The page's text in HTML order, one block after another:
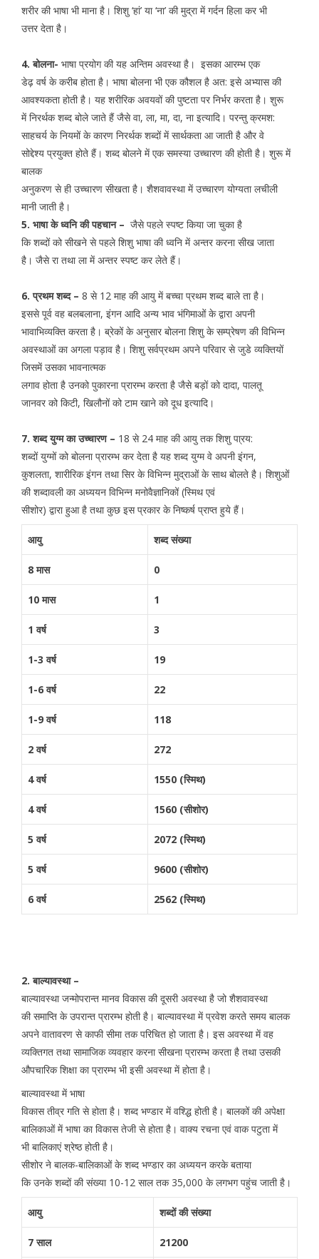
शरीर की भाषा भी माना है। शिशु ‘हां’ या ‘ना’ की मुद्रा में गर्दन हिला कर भी
उत्तर देता है।
4. बोलना- भाषा प्रयोग की यह अन्तिम अवस्था है। इसका आरम्भ एक
डेढ़ वर्ष के करीब होता है। भाषा बोलना भी एक कौशल है अत: इसे अभ्यास की
आवश्यकता होती है। यह शरीरिक अवयवों की पुष्टता पर निर्भर करता है। शुरू
में निरर्थक शब्द बोले जाते हैं जैसे वा, ला, मा, दा, ना इत्यादि। परन्तु क्रमश:
साहचर्य के नियमों के कारण निरर्थक शब्दों में सार्थकता आ जाती है और वे
सोद्देश्य प्रयुक्त होते हैं। शब्द बोलने में एक समस्या उच्चारण की होती है। शुरू में
बालक
अनुकरण से ही उच्चारण सीखता है। शैशवावस्था में उच्चारण योग्यता लचीली
मानी जाती है।
5. भाषा के ध्वनि की पहचान – जैसे पहले स्पष्ट किया जा चुका है
कि शब्दों को सीखने से पहले शिशु भाषा की ध्वनि में अन्तर करना सीख जाता
है। जैसे रा तथा ला में अन्तर स्पष्ट कर लेते हैं।
6. प्रथम शब्द – 8 से 12 माह की आयु में बच्चा प्रथम शब्द बाले ता है।
इससे पूर्व वह बलबलाना, इंगन आदि अन्य भाव भंगिमाओं के द्वारा अपनी
भावाभिव्यक्ति करता है। ब्रेकों के अनुसार बोलना शिशु के सम्प्रेषण की विभिन्न
अवस्थाओं का अगला पड़ाव है। शिशु सर्वप्रथम अपने परिवार से जुडे व्यक्तियों
जिसमें उसका भावनात्मक
लगाव होता है उनको पुकारना प्रारम्भ करता है जैसे बड़ों को दादा, पालतू
जानवर को किटी, खिलौनों को टाम खाने को दूध इत्यादि।
7. शब्द युग्म का उच्चारण – 18 से 24 माह की आयु तक शिशु पा्रय:
शब्दों युग्मों को बोलना प्रारम्भ कर देता है यह शब्द युग्म वे अपनी इंगन,
कुशलता, शारीरिक इंगन तथा सिर के विभिन्न मुद्राओं के साथ बोलते है। शिशुओं
की शब्दावली का अध्ययन विभिन्न मनोवैज्ञानिकों (स्मिथ एवं
सीशोर) द्वारा हुआ है तथा कुछ इस प्रकार के निष्कर्ष प्राप्त हुये हैं।
आयु शब्द संख्या
8 मास 0
10 मास 1
1 वर्ष 3
1-3 वर्ष 19
1-6 वर्ष 22
1-9 वर्ष 118
2 वर्ष 272
4 वर्ष 1550 (स्मिथ)
4 वर्ष 1560 (सीशोर)
5 वर्ष 2072 (स्मिथ)
5 वर्ष 9600 (सीशोर)
6 वर्ष 2562 (स्मिथ)
2. बाल्यावस्था –
बाल्यावस्था जन्मोपरान्त मानव विकास की दूसरी अवस्था है जो शैशवावस्था
की समाप्ति के उपरान्त प्रारम्भ होती है। बाल्यावस्था में प्रवेश करते समय बालक
अपने वातावरण से काफी सीमा तक परिचित हो जाता है। इस अवस्था में वह
व्यक्तिगत तथा सामाजिक व्यवहार करना सीखना प्रारम्भ करता है तथा उसकी
औपचारिक शिक्षा का प्रारम्भ भी इसी अवस्था में होता है।
बाल्यावस्था में भाषा
विकास तीव्र गति से होता है। शब्द भण्डार में वश्द्धि होती है। बालकों की अपेक्षा
बालिकाओं में भाषा का विकास तेजी से होता है। वाक्य रचना एवं वाक पटुता में
भी बालिकाएं श्रेष्ठ होती है।
सीशोर ने बालक-बालिकाओं के शब्द भण्डार का अध्ययन करके बताया
कि उनके शब्दों की संख्या 10-12 साल तक 35,000 के लगभग पहुंच जाती है।
आयु शब्दों की संख्या
7 साल 21200